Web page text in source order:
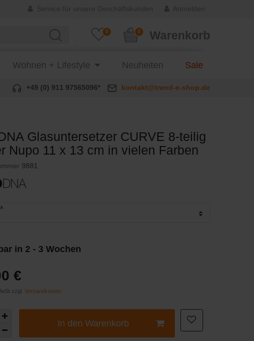
0 Warenkorb
0
Wohnen + Lifestyle Neuheiten Sale
+49 (0) 911 97565096* kontakt@trend-e-shop.de
Glasuntersetzer CURVE 8-teilig
Nupo 11 x 13 cm in vielen Farben
9881
in 2 - 3 Wochen
€
zzgl. Versandkosten
In den Warenkorb